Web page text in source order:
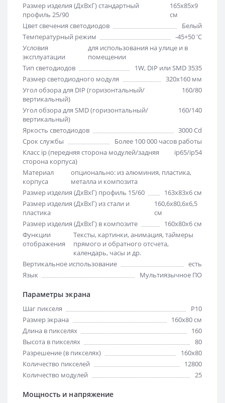
Размер изделия (ДхВхГ) стандартный
профиль 25/90
165х85х9
см
Цвет свечения светодиодов
Белый
Температурный режим
-45+50 'C
Условия
эксплуатации
для использования на улице и в
помещении
Тип светодиодов
1W, DIP или SMD 3535
Размер светодиодного модуля
320х160 мм
Угол обзора для DIP (горизонтальный/
вертикальный)
160/80
Угол обзора для SMD (горизонтальный/
вертикальный)
160/140
Яркость светодиодов
3000 Cd
Срок службы
Более 100 000 часов работы
Класс ip (передняя сторона модулей/задняя
сторона корпуса)
ip65/ip54
Материал
корпуса
опционально: из алюминия, пластика,
металла и композита
Размер изделия (ДхВхГ) профиль 15/60
163х83х6 см
Размер изделия (ДхВхГ) из стали и
пластика
160,6х80,6х6,5
см
Размер изделия (ДхВхГ) в композите
160х80х6 см
Функции
отображения
Тексты, картинки, анимация, таймеры
прямого и обратного отсчета,
календарь, часы и др.
Вертикальное использование
есть
Язык
Мультиязычное ПО
Параметры экрана
Шаг пикселя
Р10
Размер экрана
160х80 см
Длина в пикселях
160
Высота в пикселях
80
Разрешение (в пикселях)
160x80
Количество пикселей
12800
Количество модулей
25
Мощность и напряжение